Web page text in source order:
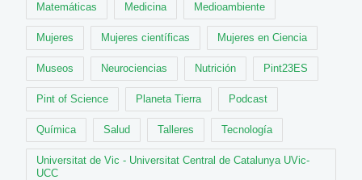
Matemáticas Medicina Medioambiente
Mujeres Mujeres científicas Mujeres en Ciencia
Museos Neurociencias Nutrición Pint23ES
Pint of Science Planeta Tierra Podcast
Química Salud Talleres Tecnología
Universitat de Vic - Universitat Central de Catalunya UVic-
UCC